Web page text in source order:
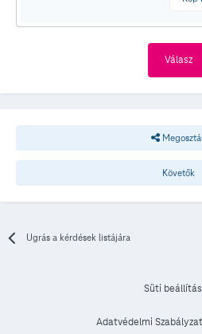
Válasz
Követők
Ugrás a kérdések listájára
Süti
Adatvédelmi Szabályzat